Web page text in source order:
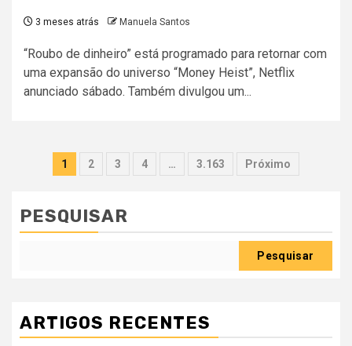
3 meses atrás Manuela Santos
“Roubo de dinheiro” está programado para retornar com
uma expansão do universo “Money Heist”, Netflix
anunciado sábado. Também divulgou um...
Paginação
conteúdos
1 2 3 4 … 3.163 Próximo
PESQUISAR
Pesquisar
ARTIGOS RECENTES